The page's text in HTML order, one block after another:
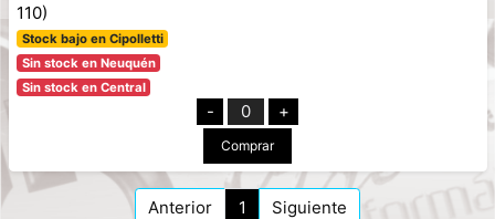
110)
Stock bajo en Cipolletti
Sin stock en Neuquén
Sin stock en Central
- 0 +
Comprar
Anterior 1 Siguiente